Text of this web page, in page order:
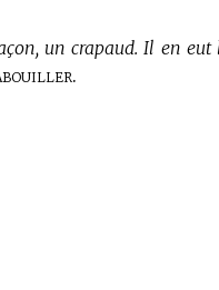
un crapaud. Il en eut